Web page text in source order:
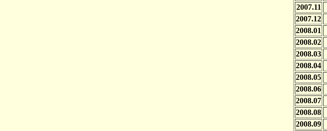
2007.11
2007.12
2008.01
2008.02
2008.03
2008.04
2008.05
2008.06
2008.07
2008.08
2008.09